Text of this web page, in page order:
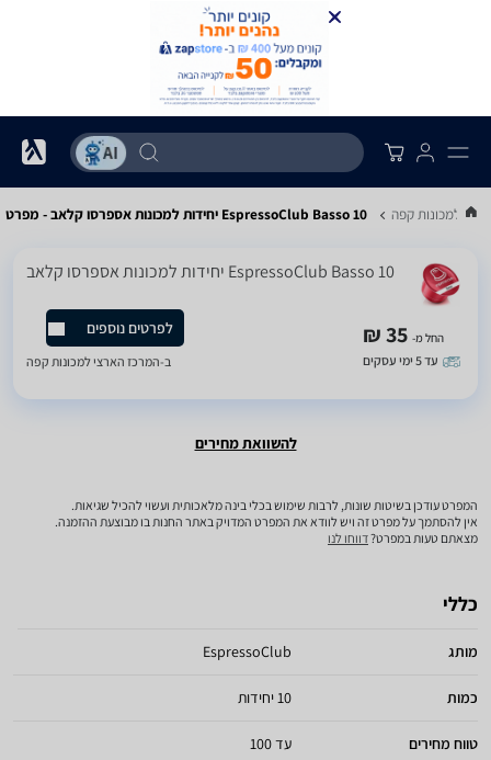
למכונות קפה EspressoClub Basso 10 יחידות למכונות אספרסו קלאב - מפרט
EspressoClub Basso 10 יחידות למכונות אספרסו קלאב
החל מ- 35 ₪
עד 5 ימי עסקים
לפרטים נוספים
ב-המרכז הארצי למכונות קפה
להשוואת מחירים
המפרט עודכן בשיטות שונות, לרבות שימוש בכלי בינה מלאכותית ועשוי להכיל שגיאות.
אין להסתמך על מפרט זה ויש לוודא את המפרט המדויק באתר החנות בו מבוצעת ההזמנה.
מצאתם טעות במפרט?דווחו לנו
כללי
מותג EspressoClub
כמות 10 יחידות
טווח מחירים עד 100